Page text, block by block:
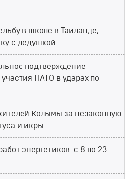
в школе в Таиланде,
с дедушкой
подтверждение
НАТО в ударах по
Колымы за незаконную
и икры
энергетиков с 8 по 23